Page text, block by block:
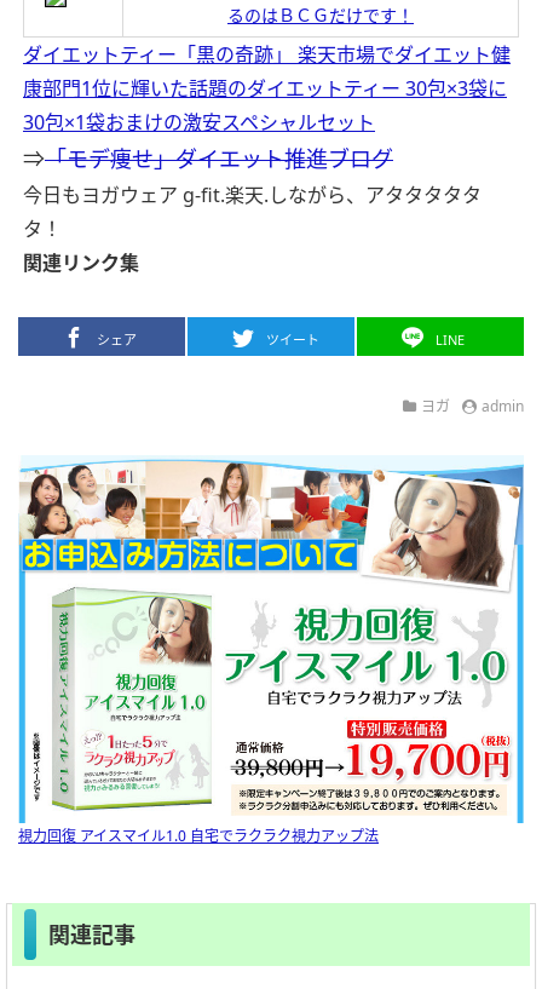
るのはＢＣＧだけです！
ダイエットティー「黒の奇跡」 楽天市場でダイエット健
康部門1位に輝いた話題のダイエットティー 30包×3袋に
30包×1袋おまけの激安スペシャルセット
⇒「モデ痩せ」ダイエット推進ブログ
今日もヨガウェア g-fit.楽天.しながら、アタタタタタ
タ！
関連リンク集
シェア ツイート LINE
ヨガ admin
視力回復 アイスマイル1.0 自宅でラクラク視力アップ法
関連記事